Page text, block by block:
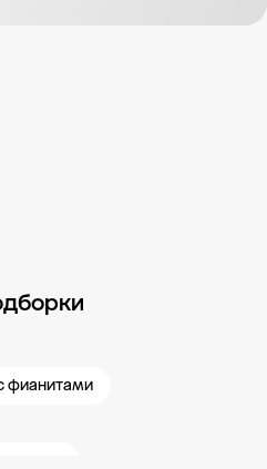
фианитами
Блог